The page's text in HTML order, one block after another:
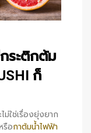
ระติกต้ม
ก็
ม่ใช่เรื่องยุ่งยาก
รือกาต้มน้ำไฟฟ้า